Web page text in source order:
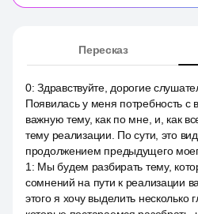
Пересказ
0:Здравствуйте, дорогие
Появилась у меня потребность с
важную тему, как по мне, и, как
тему реализации. По сути, это
продолжением предыдущего
1 : Мы будем разбирать тему,
сомнений на пути к реализации
этого я хочу выделить несколько